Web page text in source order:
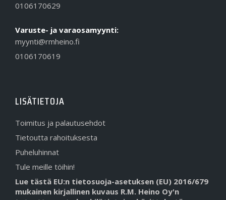
0106170629
Varuste- ja varaosamyynti:
myynti@rmheino.fi
0106170619
LISÄTIETOJA
Toimitus ja palautusehdot
Tietoutta rahoituksesta
Puheluhinnat
Tule meille töihin!
Lue tästä EU:n tietosuoja-asetuksen (EU) 2016/679
mukainen kirjallinen kuvaus R.M. Heino Oy'n